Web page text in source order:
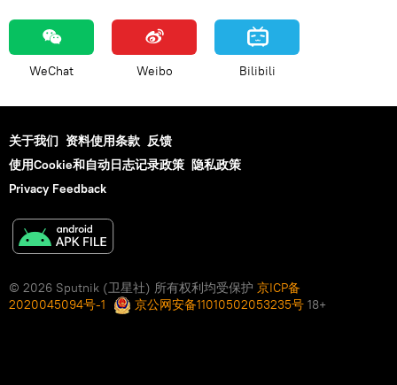
WeChat Weibo Bilibili
关于我们 资料使用条款 反馈
使用Cookie和自动日志记录政策 隐私政策
Privacy Feedback
© 2026 Sputnik (卫星社) 所有权利均受保护 京ICP备
2020045094号-1
京公网安备11010502053235号 18+